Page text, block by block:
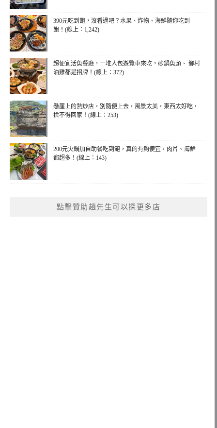
390元吃到飽，沒看過吧？水果、炸物、海鮮隨你吃到
飽！(線上：1,242)
超便宜活魚餐廳，一堆人包遊覽車來吃，砂鍋魚頭、 鄉村
油雞都是招牌！(線上：372)
懸崖上的熱炒店，別隨便上去，風景太美，東西太好吃，
捨不得回家！(線上：253)
200元火鍋加自助餐吃到飽，真的有夠便宜，肉片、海鮮
都超多！(線上：143)
點擊贊助趙先生可以探更多店